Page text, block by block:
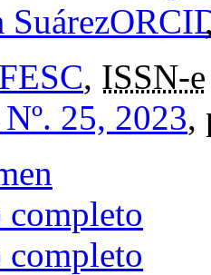
Suárez
, ISSN-e
25, 2023,
completo
completo